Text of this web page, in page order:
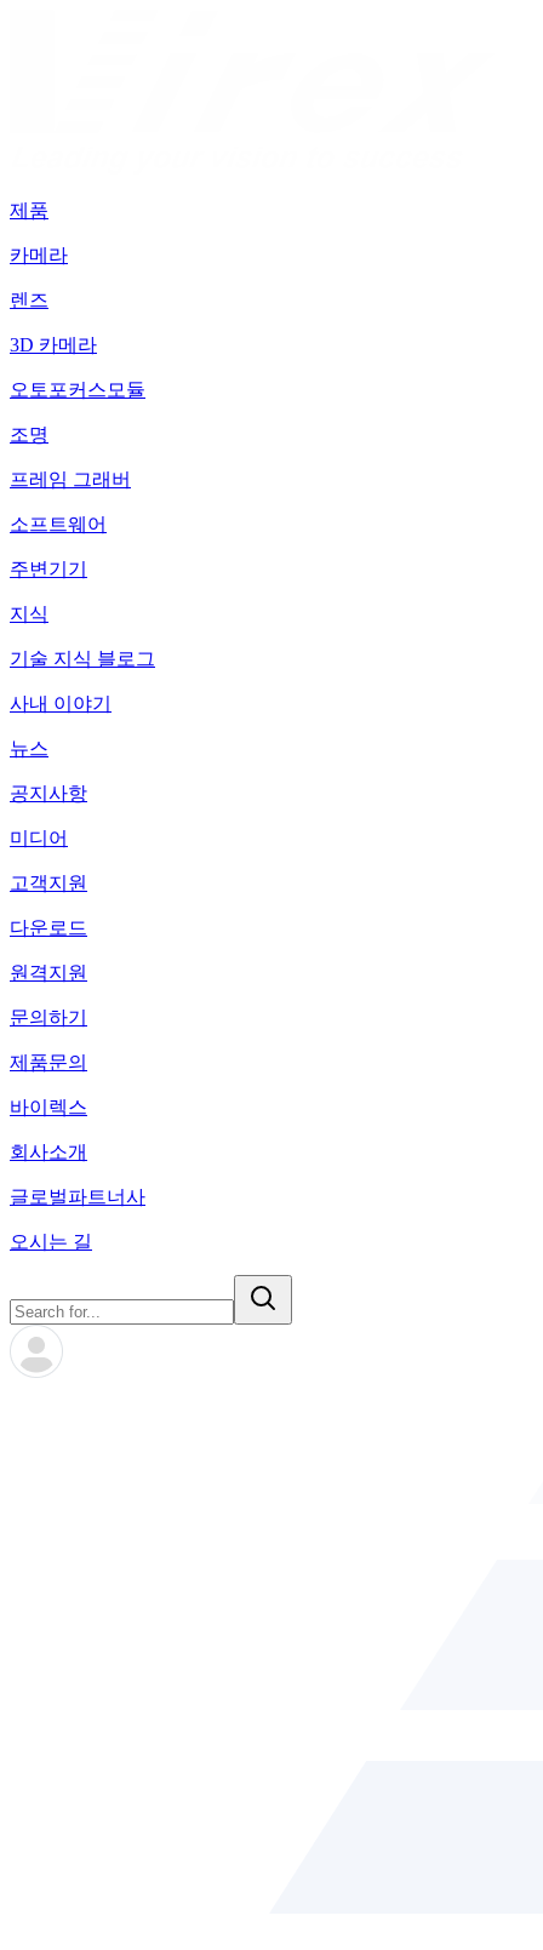
제품
카메라
렌즈
3D 카메라
오토포커스모듈
조명
프레임 그래버
소프트웨어
주변기기
지식
기술 지식 블로그
사내 이야기
뉴스
공지사항
미디어
고객지원
다운로드
원격지원
문의하기
제품문의
바이렉스
회사소개
글로벌파트너사
오시는 길